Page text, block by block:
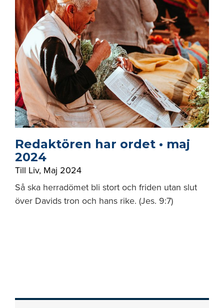
Redaktören har ordet • maj
2024
Till Liv, Maj 2024
Så ska herradömet bli stort och friden utan slut
över Davids tron och hans rike. (Jes. 9:7)